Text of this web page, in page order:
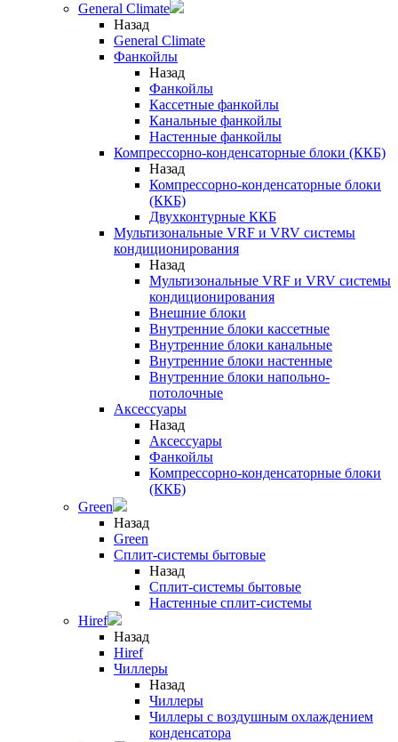
General Climate
Назад
General Climate
Фанкойлы
Назад
Фанкойлы
Кассетные фанкойлы
Канальные фанкойлы
Настенные фанкойлы
Компрессорно-конденсаторные блоки (ККБ)
Назад
Компрессорно-конденсаторные блоки
(ККБ)
Двухконтурные ККБ
Мультизональные VRF и VRV системы
кондиционирования
Назад
Мультизональные VRF и VRV системы
кондиционирования
Внешние блоки
Внутренние блоки кассетные
Внутренние блоки канальные
Внутренние блоки настенные
Внутренние блоки напольно-
потолочные
Аксессуары
Назад
Аксессуары
Фанкойлы
Компрессорно-конденсаторные блоки
(ККБ)
Green
Назад
Green
Сплит-системы бытовые
Назад
Сплит-системы бытовые
Настенные сплит-системы
Hiref
Назад
Hiref
Чиллеры
Назад
Чиллеры
Чиллеры с воздушным охлаждением
конденсатора